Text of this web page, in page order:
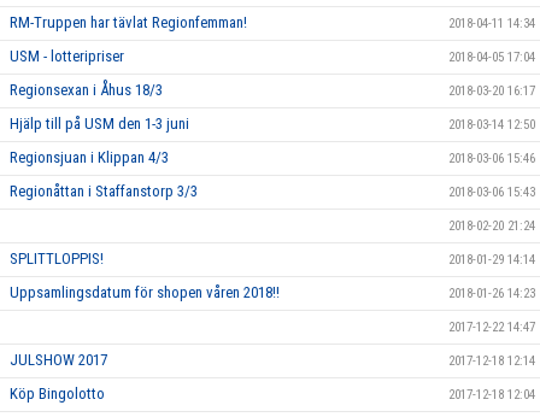
RM-Truppen har tävlat Regionfemman! 2018-04-11 14:34
USM - lotteripriser 2018-04-05 17:04
Regionsexan i Åhus 18/3 2018-03-20 16:17
Hjälp till på USM den 1-3 juni 2018-03-14 12:50
Regionsjuan i Klippan 4/3 2018-03-06 15:46
Regionåttan i Staffanstorp 3/3 2018-03-06 15:43
2018-02-20 21:24
SPLITTLOPPIS! 2018-01-29 14:14
Uppsamlingsdatum för shopen våren 2018!! 2018-01-26 14:23
2017-12-22 14:47
JULSHOW 2017 2017-12-18 12:14
Köp Bingolotto 2017-12-18 12:04